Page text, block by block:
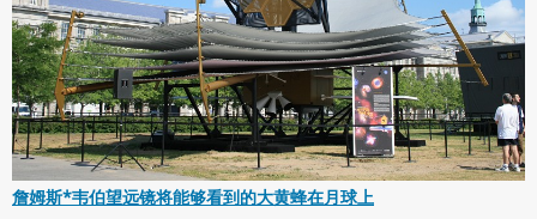
詹姆斯*韦伯望远镜将能够看到的大黄蜂在月球上